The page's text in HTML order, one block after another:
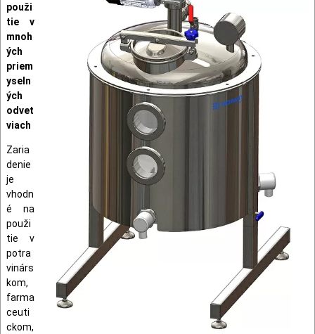
použi
tie v
mnoh
ých
priem
yseln
ých
odvet
viach
Zaria
denie
je
vhodn
é na
použi
tie v
potra
vinárs
kom,
farma
ceuti
ckom,